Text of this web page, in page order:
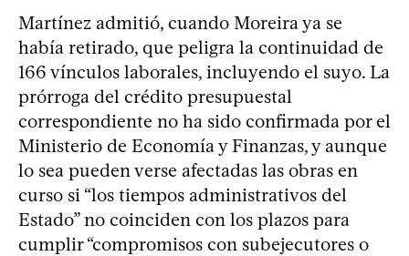
Martínez admitió, cuando Moreira ya se
había retirado, que peligra la continuidad de
166 vínculos laborales, incluyendo el suyo. La
prórroga del crédito presupuestal
correspondiente no ha sido confirmada por el
Ministerio de Economía y Finanzas, y aunque
lo sea pueden verse afectadas las obras en
curso si “los tiempos administrativos del
Estado” no coinciden con los plazos para
cumplir “compromisos con subejecutores o